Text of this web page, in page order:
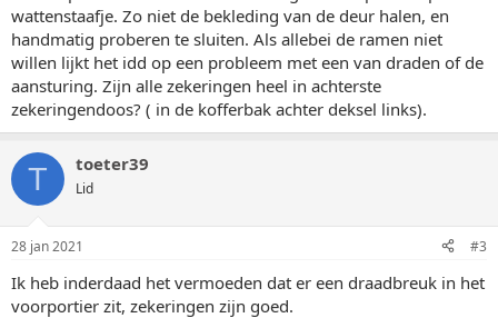
wattenstaafje. Zo niet de bekleding van de deur halen, en
handmatig proberen te sluiten. Als allebei de ramen niet
willen lijkt het idd op een probleem met een van draden of de
aansturing. Zijn alle zekeringen heel in achterste
zekeringendoos? ( in de kofferbak achter deksel links).
T toeter39
Lid
28 jan 2021 #3
Ik heb inderdaad het vermoeden dat er een draadbreuk in het
voorportier zit, zekeringen zijn goed.